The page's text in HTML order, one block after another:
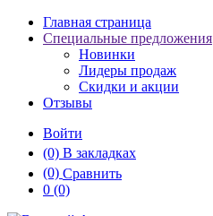
Главная страница
Специальные предложения
Новинки
Лидеры продаж
Скидки и акции
Отзывы
Войти
(0) В закладках
(0) Сравнить
0 (0)